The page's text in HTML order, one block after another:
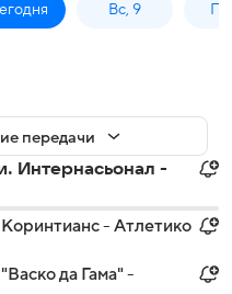
Вс, 9
передачи
Интернасьонал -
- Атлетико
да Гама" -